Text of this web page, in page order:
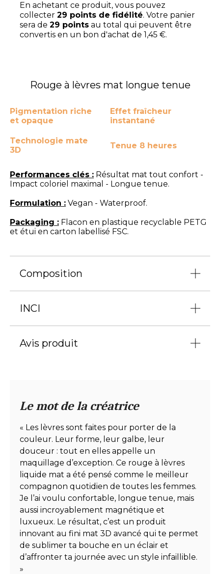
En achetant ce produit, vous pouvez
collecter 29 points de fidélité. Votre panier
sera de 29 points au total qui peuvent être
convertis en un bon d'achat de 1,45 €.
Rouge à lèvres mat longue tenue
Pigmentation riche
et opaque
Effet fraîcheur
instantané
Technologie mate
3D
Tenue 8 heures
Performances clés : Résultat mat tout confort -
Impact coloriel maximal - Longue tenue.
Formulation : Vegan - Waterproof.
Packaging : Flacon en plastique recyclable PETG
et étui en carton labellisé FSC.
Composition
fraîcheur et de légèreté immédiate.
Complexe de poudres texturisantes
un fini mat.
pour garantir une pigmentation qui tient
INCI
ISODODECANE, CYCLOPENTASILOXANE,
CHLORIDE, DIMETHICONE/VINYL DIMETHICONE
GLYCOL, AROMA (FLAVOR), HELIANTHUS
ANNUUS SEED OIL (HELIANTHUS ANNUUS
(SUNFLOWER) SEED OIL), ALUMINUM
HYDROXIDE, DISODIUM EDTA, ROSMARINUS
OFFICINALIS LEAF EXTRACT (ROSMARINUS
OFFICINALIS (ROSEMARY) LEAF EXTRACT),
SODIUM LAUROYL GLUTAMATE, LYSINE,
MAGNESIUM CHLORIDE, MAY CONTAIN (+/-) : CI
77492 (IRON OXIDES), CI 77891 (TITANIUM
DIOXIDE), CI 15850 (RED 7 LAKE), CI 77491 (IRON
OXIDES), CI 77499 (IRON OXIDES), CI 45410 (RED
28 LAKE), CI 15850 (RED 6)
Avis produit
Le mot de la créatrice
« Les lèvres sont faites pour porter de la
couleur. Leur forme, leur galbe, leur
douceur : tout en elles appelle un
maquillage d’exception. Ce rouge à lèvres
liquide mat a été pensé comme le meilleur
compagnon quotidien de toutes les femmes.
Je l’ai voulu confortable, longue tenue, mais
aussi incroyablement magnétique et
luxueux. Le résultat, c’est un produit
innovant au fini mat 3D avancé qui te permet
de sublimer ta bouche en un éclair et
d’affronter ta journée avec un style infaillible.
»